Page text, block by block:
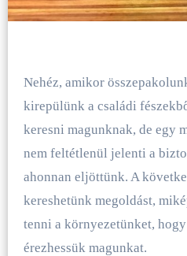
Nehéz, amikor
kirepülünk a családi
keresni magunknak, de egy
nem feltétlenül jelenti a
ahonnan eljöttünk. A
kereshetünk megoldást,
tenni a környezetünket,
érezhessük magunkat.